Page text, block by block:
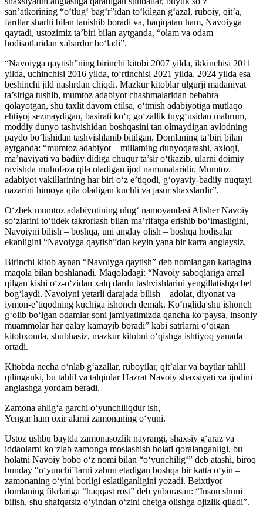
san’atkorining “o‘tlug‘ bag‘r”idan to‘kilgan g‘azal, ruboiy, qit’a,
fardlar sharhi bilan tanishib boradi va, haqiqatan ham, Navoiyga
qaytadi, ustozimiz ta’biri bilan aytganda, “olam va odam
hodisotlaridan xabardor bo‘ladi”.
“Navoiyga qaytish”ning birinchi kitobi 2007 yilda, ikkinchisi 2011
yilda, uchinchisi 2016 yilda, to‘rtinchisi 2021 yilda, 2024 yilda esa
beshinchi jild nashrdan chiqdi. Mazkur kitoblar ulgurji madaniyat
ta’siriga tushib, mumtoz adabiyot chashmalaridan bebahra
qolayotgan, shu taxlit davom etilsa, o‘tmish adabiyotiga mutlaqo
ehtiyoj sezmaydigan, basirati ko‘r, go‘zallik tuyg‘usidan mahrum,
moddiy dunyo tashvishidan boshqasini tan olmaydigan avlodning
paydo bo‘lishidan tashvishlanib bitilgan. Domlaning ta’biri bilan
aytganda: “mumtoz adabiyot – millatning dunyoqarashi, axloqi,
ma’naviyati va badiiy didiga chuqur ta’sir o‘tkazib, ularni doimiy
ravishda muhofaza qila oladigan ijod namunalaridir. Mumtoz
adabiyot vakillarining har biri o‘z e’tiqodi, g‘oyaviy-badiiy nuqtayi
nazarini himoya qila oladigan kuchli va jasur shaxslardir”.
O‘zbek mumtoz adabiyotining ulug‘ namoyandasi Alisher Navoiy
so‘zlarini to‘tidek takrorlash bilan ma’rifatga erishib bo‘lmasligini,
Navoiyni bilish – boshqa, uni anglay olish – boshqa hodisalar
ekanligini “Navoiyga qaytish”dan keyin yana bir karra anglaysiz.
Birinchi kitob aynan “Navoiyga qaytish” deb nomlangan kattagina
maqola bilan boshlanadi. Maqoladagi: “Navoiy saboqlariga amal
qilgan kishi o‘z-o‘zidan xalq dardu tashvishlarini yengillatishga bel
bog‘laydi. Navoiyni yetarli darajada bilish – adolat, diyonat va
iymon-e’tiqodning kuchiga ishonch demak. Ko‘nglida shu ishonch
g‘olib bo‘lgan odamlar soni jamiyatimizda qancha ko‘paysa, insoniy
muammolar har qalay kamayib boradi” kabi satrlarni o‘qigan
kitobxonda, shubhasiz, mazkur kitobni o‘qishga ishtiyoq yanada
ortadi.
Kitobda necha o‘nlab g‘azallar, ruboyilar, qit’alar va baytlar tahlil
qilinganki, bu tahlil va talqinlar Hazrat Navoiy shaxsiyati va ijodini
anglashga yordam beradi.
Zamona ahlig‘a garchi o‘yunchiliqdur ish,
Yengar ham oxir alarni zamonaning o‘yuni.
Ustoz ushbu baytda zamonasozlik nayrangi, shaxsiy g‘araz va
iddaolarni ko‘zlab zamonga moslashish holati qoralanganligi, bu
holatni Navoiy bobo o‘z nomi bilan “o‘yunchilig‘” deb atashi, biroq
bunday “o‘yunchi”larni zabun etadigan boshqa bir katta o‘yin –
zamonaning o‘yini borligi eslatilganligini yozadi. Beixtiyor
domlaning fikrlariga “haqqast rost” deb yuborasan: “Inson shuni
bilish, shu shafqatsiz o‘yindan o‘zini chetga olishga ojizlik qiladi”.